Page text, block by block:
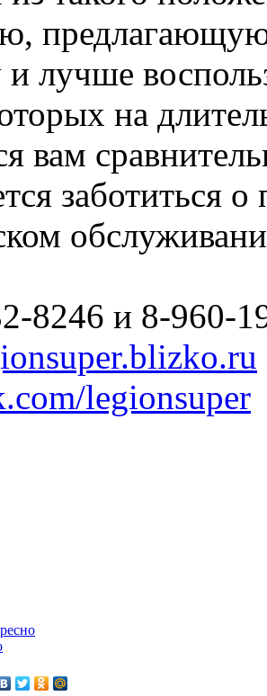
лучше
на
вам
заботиться
8246 и 8-960-
legionsuper